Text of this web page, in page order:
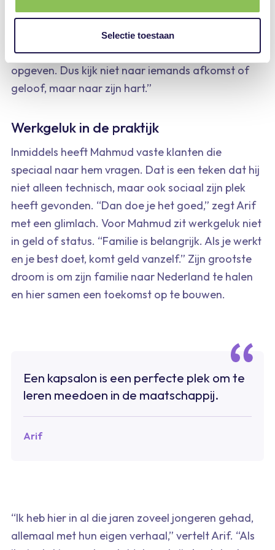
Selectie toestaan
deuren te snel dichtgooit voor dit soort jongeren,
raken ze makkelijk de weg kwijt. Je moet
openstaan voor andere culturen en niet te snel
opgeven. Dus kijk niet naar iemands afkomst of
geloof, maar naar zijn hart.”
Werkgeluk in de praktijk
Inmiddels heeft Mahmud vaste klanten die
speciaal naar hem vragen. Dat is een teken dat hij
niet alleen technisch, maar ook sociaal zijn plek
heeft gevonden. “Dan doe je het goed,” zegt Arif
met een glimlach. Voor Mahmud zit werkgeluk niet
in geld of status. “Familie is belangrijk. Als je werkt
en je best doet, komt geld vanzelf.” Zijn grootste
droom is om zijn familie naar Nederland te halen
en hier samen een toekomst op te bouwen.
Een kapsalon is een perfecte plek om te
leren meedoen in de maatschappij.
Arif
“Ik heb hier in al die jaren zoveel jongeren gehad,
allemaal met hun eigen verhaal,” vertelt Arif. “Als